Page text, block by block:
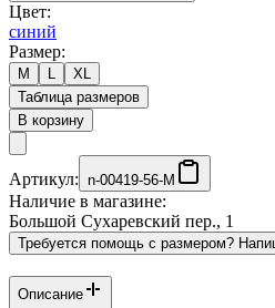
Цвет:
синий
Размер:
M L
XL
Таблица размеров
В корзину
Артикул: n-00419-56-M
Наличие в магазине:
Большой Сухаревский пер., 1
Требуется помощь с размером?
Описание